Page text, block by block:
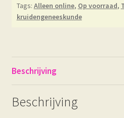
Tags: Alleen online, Op voorraad,
kruidengeneeskunde
Beschrijving
Beschrijving